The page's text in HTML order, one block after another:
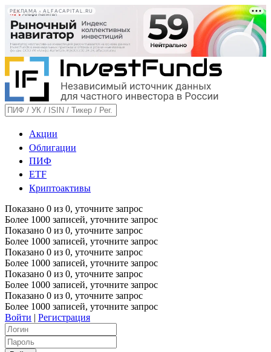
РЕКЛАМА • ALFACAPITAL.RU
Акции
Облигации
ПИФ
ETF
Криптоактивы
Показано 0 из 0, уточните запрос
Более 1000 записей, уточните запрос
Показано 0 из 0, уточните запрос
Более 1000 записей, уточните запрос
Показано 0 из 0, уточните запрос
Более 1000 записей, уточните запрос
Показано 0 из 0, уточните запрос
Более 1000 записей, уточните запрос
Показано 0 из 0, уточните запрос
Более 1000 записей, уточните запрос
Войти | Регистрация